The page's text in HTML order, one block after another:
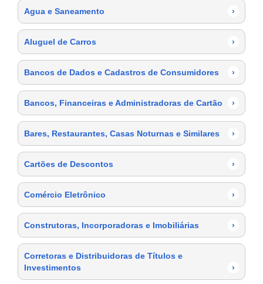
Agua e Saneamento ›
Aluguel de Carros ›
Bancos de Dados e Cadastros de Consumidores ›
Bancos, Financeiras e Administradoras de Cartão ›
Bares, Restaurantes, Casas Noturnas e Similares ›
Cartões de Descontos ›
Comércio Eletrônico ›
Construtoras, Incorporadoras e Imobiliárias ›
Corretoras e Distribuidoras de Títulos e
Investimentos
›